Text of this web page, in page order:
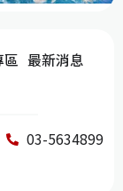
區 最新消息
03-5634899